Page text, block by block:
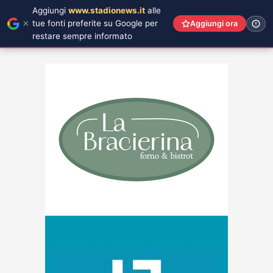
Aggiungi www.stadionews.it alle
tue fonti preferite su Google per
restare sempre informato
Aggiungi ora